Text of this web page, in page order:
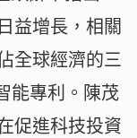
益增長，相關
全球經濟的三
能專利。陳茂
促進科技投資